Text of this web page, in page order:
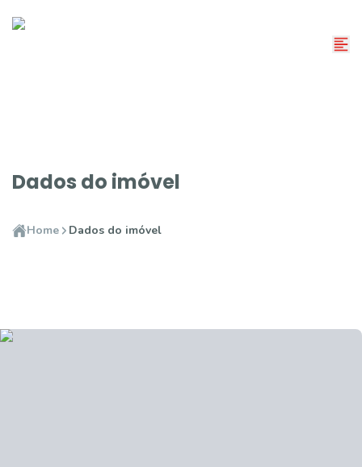
Dados do imóvel
Home Dados do imóvel